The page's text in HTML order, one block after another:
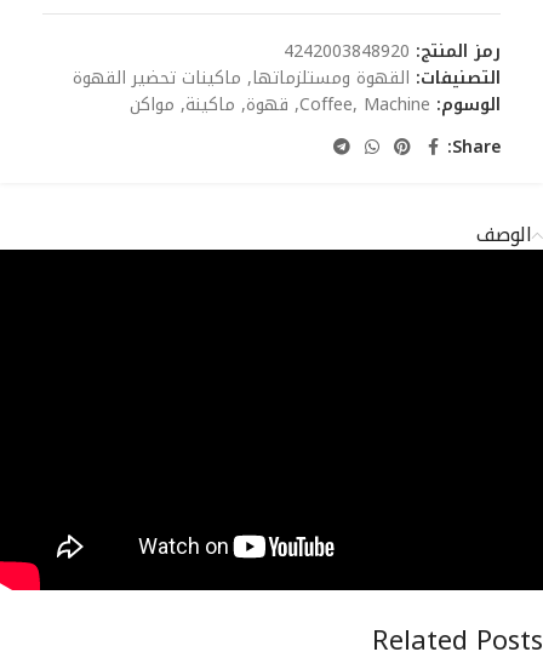
رمز المنتج: 4242003848920
التصنيفات: القهوة ومستلزماتها, ماكينات تحضير القهوة
الوسوم:
Coffee, Machine
, قهوة, ماكينة, مواكن
Share:
الوصف
Related Posts